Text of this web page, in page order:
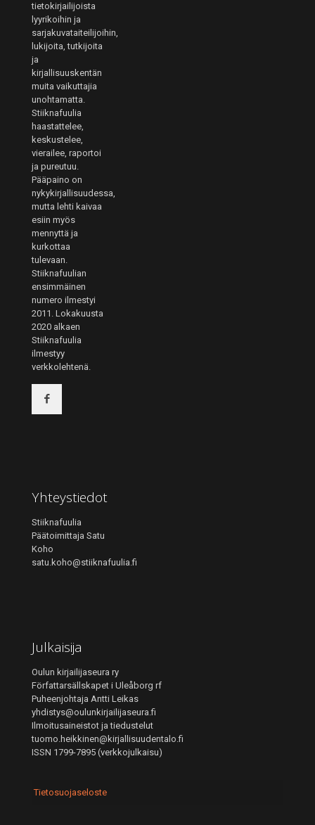
tietokirjailijoista
lyyrikoihin ja
sarjakuvataiteilijoihin,
lukijoita, tutkijoita
ja
kirjallisuuskentän
muita vaikuttajia
unohtamatta.
Stiiknafuulia
haastattelee,
keskustelee,
vierailee, raportoi
ja pureutuu.
Pääpaino on
nykykirjallisuudessa,
mutta lehti kaivaa
esiin myös
mennyttä ja
kurkottaa
tulevaan.
Stiiknafuulian
ensimmäinen
numero ilmestyi
2011. Lokakuusta
2020 alkaen
Stiiknafuulia
ilmestyy
verkkolehtenä.
Yhteystiedot
Stiiknafuulia
Päätoimittaja Satu
Koho
satu.koho@stiiknafuulia.fi
Julkaisija
Oulun kirjailijaseura ry
Författarsällskapet i Uleåborg rf
Puheenjohtaja Antti Leikas
yhdistys@oulunkirjailijaseura.fi
Ilmoitusaineistot ja tiedustelut
tuomo.heikkinen@kirjallisuudentalo.fi
ISSN 1799-7895 (verkkojulkaisu)
Tietosuojaseloste